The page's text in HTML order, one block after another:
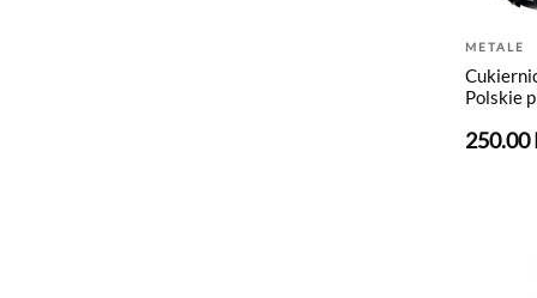
METALE
Polskie
250.00